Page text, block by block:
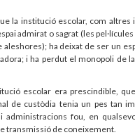
la institució escolar, com altres
admirat o sagrat (les
ha deixat de ser un
i ha perdut el monopoli de
escolar era prescindible,
de custòdia tenia un pes tan
fou, en
transmissió de coneixement.